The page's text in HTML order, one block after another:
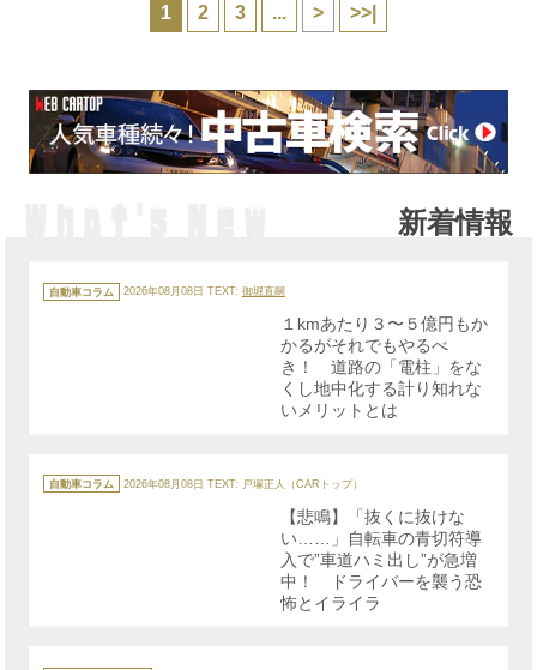
1 2 3 ... > >>|
新着情報
テ
ゴ
自動車コラム 2026年08月08日 TEXT: 御堀直嗣
１kmあたり３〜５億円もか
かるがそれでもやるべ
き！ 道路の「電柱」をな
くし地中化する計り知れな
いメリットとは
テ
ゴ
自動車コラム 2026年08月08日 TEXT: 戸塚正人（CARトップ）
【悲鳴】「抜くに抜けな
い……」自転車の青切符導
入で”車道ハミ出し”が急増
中！ ドライバーを襲う恐
怖とイライラ